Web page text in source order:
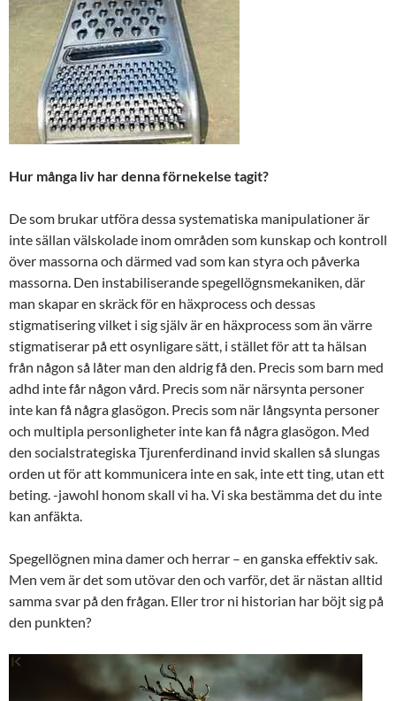
Hur många liv har denna förnekelse tagit?
De som brukar utföra dessa systematiska manipulationer är
inte sällan välskolade inom områden som kunskap och kontroll
över massorna och därmed vad som kan styra och påverka
massorna. Den instabiliserande spegellögnsmekaniken, där
man skapar en skräck för en häxprocess och dessas
stigmatisering vilket i sig själv är en häxprocess som än värre
stigmatiserar på ett osynligare sätt, i stället för att ta hälsan
från någon så låter man den aldrig få den. Precis som barn med
adhd inte får någon vård. Precis som när närsynta personer
inte kan få några glasögon. Precis som när långsynta personer
och multipla personligheter inte kan få några glasögon. Med
den socialstrategiska Tjurenferdinand invid skallen så slungas
orden ut för att kommunicera inte en sak, inte ett ting, utan ett
beting. -jawohl honom skall vi ha. Vi ska bestämma det du inte
kan anfäkta.
Spegellögnen mina damer och herrar – en ganska effektiv sak.
Men vem är det som utövar den och varför, det är nästan alltid
samma svar på den frågan. Eller tror ni historian har böjt sig på
den punkten?